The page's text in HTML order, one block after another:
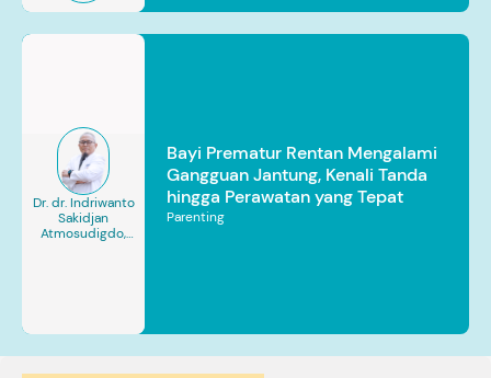
Dr. dr. Indriwanto
Sakidjan
Atmosudigdo,
Bayi Prematur Rentan Mengalami
Gangguan Jantung, Kenali Tanda
hingga Perawatan yang Tepat
Parenting